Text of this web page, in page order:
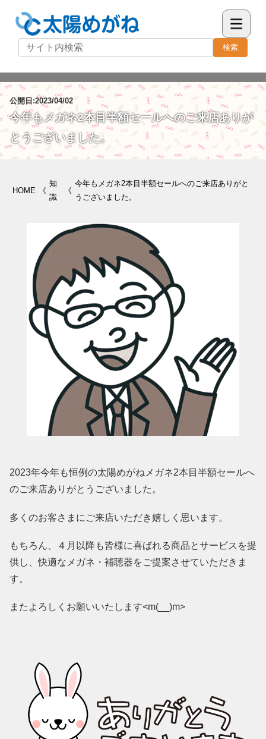
検索
公開日:2023/04/02
今年もメガネ2本目半額セールへのご来店ありが
とうございました。
HOME 《
知
識
《
今年もメガネ2本目半額セールへのご来店ありがと
うございました。
2023年今年も恒例の太陽めがねメガネ2本目半額セールへ
のご来店ありがとうございました。
多くのお客さまにご来店いただき嬉しく思います。
もちろん、４月以降も皆様に喜ばれる商品とサービスを提
供し、快適なメガネ・補聴器をご提案させていただきま
す。
またよろしくお願いいたします<m(__)m>